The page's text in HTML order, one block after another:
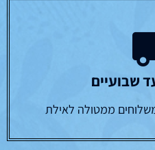
שבועיים
ממטולה לאילת